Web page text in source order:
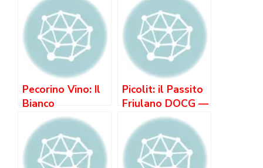
Pecorino Vino: Il
Bianco
dell’Appennino
che Non Hai
Ancora Scoperto
Picolit: il Passito
Friulano DOCG —
il Grande Bianco
Dolce di cui Non
Hai Sentito
Parlare